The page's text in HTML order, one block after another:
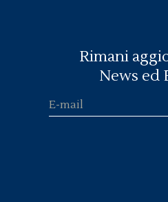
Rimani
News ed